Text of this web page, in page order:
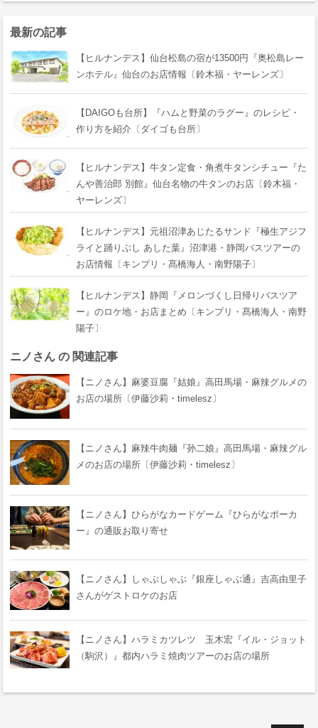
最新の記事
【ヒルナンデス】仙台松島の宿が13500円『奥松島レー
ンホテル』仙台のお店情報〔鈴木福・ヤーレンズ〕
【DAIGOも台所】『ハムと野菜のラグー』のレシピ・
作り方を紹介〔ダイゴも台所〕
【ヒルナンデス】牛タン定食・角煮牛タンシチュー『た
んや善治郎 別館』仙台名物の牛タンのお店〔鈴木福・
ヤーレンズ〕
【ヒルナンデス】元祖沼津あじたるサンド『極生アジフ
ライと踊りぶし あした葉』沼津港・静岡バスツアーの
お店情報〔キンプリ・髙橋海人・南野陽子〕
【ヒルナンデス】静岡『メロンづくし日帰りバスツア
ー』のロケ地・お店まとめ〔キンプリ・髙橋海人・南野
陽子〕
ニノさん の 関連記事
【ニノさん】麻婆豆腐『姑娘』高田馬場・麻辣グルメの
お店の場所〔伊藤沙莉・timelesz〕
【ニノさん】麻辣牛肉麺『孙二娘』高田馬場・麻辣グル
メのお店の場所〔伊藤沙莉・timelesz〕
【ニノさん】ひらがなカードゲーム『ひらがなポーカ
ー』の通販お取り寄せ
【ニノさん】しゃぶしゃぶ『銀座しゃぶ通』吉高由里子
さんがゲストロケのお店
【ニノさん】ハラミカツレツ 玉木宏『イル・ジョット
（駒沢）』都内ハラミ焼肉ツアーのお店の場所